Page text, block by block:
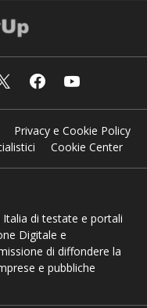
Privacy e Cookie Policy
Cookie Center
di testate e portali
Digitale e
di diffondere la
e pubbliche